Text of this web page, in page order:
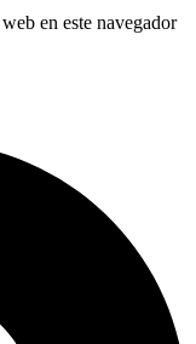
en este navegador